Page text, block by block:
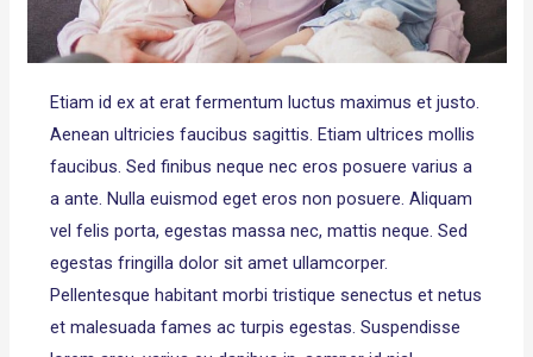
Etiam id ex at erat fermentum luctus maximus et justo.
Aenean ultricies faucibus sagittis. Etiam ultrices mollis
faucibus. Sed finibus neque nec eros posuere varius a
a ante. Nulla euismod eget eros non posuere. Aliquam
vel felis porta, egestas massa nec, mattis neque. Sed
egestas fringilla dolor sit amet ullamcorper.
Pellentesque habitant morbi tristique senectus et netus
et malesuada fames ac turpis egestas. Suspendisse